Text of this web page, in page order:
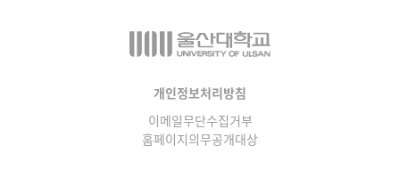
▷프랑스어·프랑스학과
물리BK 미래혁신응집물질물리인재교육연구단
온라인 기술거래 플랫폼
개인정보처리방침
이메일무단수집거부
홈페이지의무공개대상